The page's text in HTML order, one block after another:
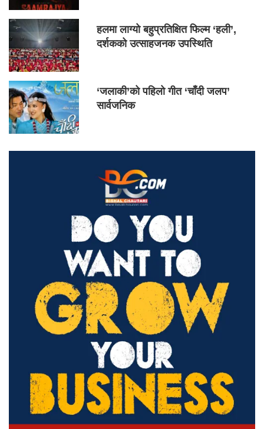
हलमा लाग्यो बहुप्रतिक्षित फिल्म ‘हली’,
दर्शकको उत्साहजनक उपस्थिति
‘जलाकी’को पहिलो गीत ‘चाँदी जलप’
सार्वजनिक